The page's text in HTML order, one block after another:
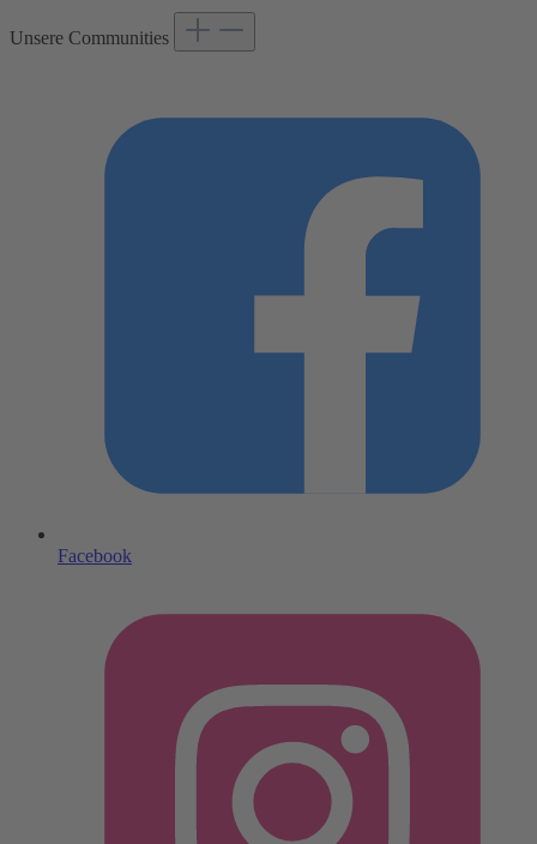
Unsere Communities
Facebook